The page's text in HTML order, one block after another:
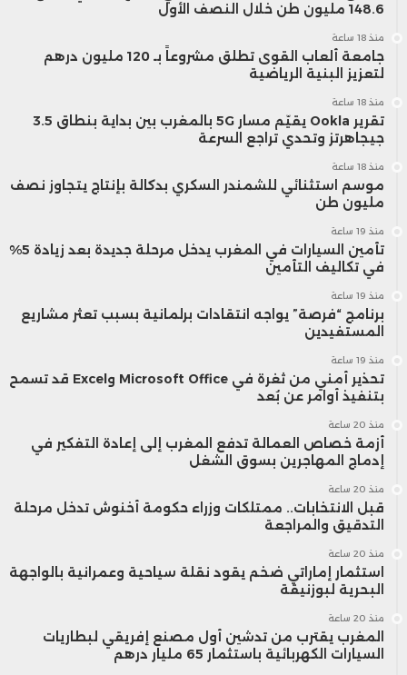
148.6 مليون طن خلال النصف الأول
منذ 18 ساعة
جامعة ألعاب القوى تطلق مشروعاً بـ 120 مليون درهم
لتعزيز البنية الرياضية
منذ 18 ساعة
تقرير Ookla يقيّم مسار 5G بالمغرب بين بداية بنطاق 3.5
جيجاهرتز وتحدي تراجع السرعة
منذ 18 ساعة
موسم استثنائي للشمندر السكري بدكالة بإنتاج يتجاوز نصف
مليون طن
منذ 19 ساعة
تأمين السيارات في المغرب يدخل مرحلة جديدة بعد زيادة 5%
في تكاليف التأمين
منذ 19 ساعة
برنامج “فرصة” يواجه انتقادات برلمانية بسبب تعثر مشاريع
المستفيدين
منذ 19 ساعة
تحذير أمني من ثغرة في Microsoft Office وExcel قد تسمح
بتنفيذ أوامر عن بُعد
منذ 20 ساعة
أزمة خصاص العمالة تدفع المغرب إلى إعادة التفكير في
إدماج المهاجرين بسوق الشغل
منذ 20 ساعة
قبل الانتخابات.. ممتلكات وزراء حكومة أخنوش تدخل مرحلة
التدقيق والمراجعة
منذ 20 ساعة
استثمار إماراتي ضخم يقود نقلة سياحية وعمرانية بالواجهة
البحرية لبوزنيقة
منذ 20 ساعة
المغرب يقترب من تدشين أول مصنع إفريقي لبطاريات
السيارات الكهربائية باستثمار 65 مليار درهم